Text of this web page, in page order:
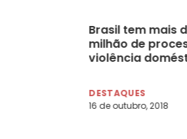
Brasil tem mais
milhão de
violência
DESTAQUES
16 de outubro, 2018